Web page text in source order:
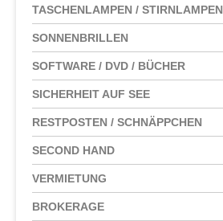
TASCHENLAMPEN / STIRNLAMPEN
SONNENBRILLEN
SOFTWARE / DVD / BÜCHER
SICHERHEIT AUF SEE
RESTPOSTEN / SCHNÄPPCHEN
SECOND HAND
VERMIETUNG
BROKERAGE